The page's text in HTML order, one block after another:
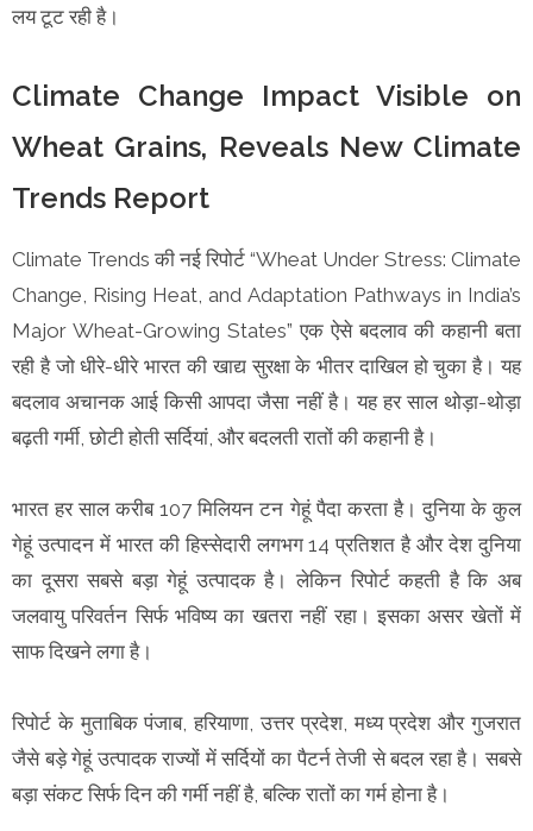
लय टूट रही है।
Climate Change Impact Visible on
Wheat Grains, Reveals New Climate
Trends Report
Climate Trends की नई रिपोर्ट “Wheat Under Stress: Climate
Change, Rising Heat, and Adaptation Pathways in India’s
Major Wheat-Growing States” एक ऐसे बदलाव की कहानी बता
रही है जो धीरे-धीरे भारत की खाद्य सुरक्षा के भीतर दाखिल हो चुका है। यह
बदलाव अचानक आई किसी आपदा जैसा नहीं है। यह हर साल थोड़ा-थोड़ा
बढ़ती गर्मी, छोटी होती सर्दियां, और बदलती रातों की कहानी है।
भारत हर साल करीब 107 मिलियन टन गेहूं पैदा करता है। दुनिया के कुल
गेहूं उत्पादन में भारत की हिस्सेदारी लगभग 14 प्रतिशत है और देश दुनिया
का दूसरा सबसे बड़ा गेहूं उत्पादक है। लेकिन रिपोर्ट कहती है कि अब
जलवायु परिवर्तन सिर्फ भविष्य का खतरा नहीं रहा। इसका असर खेतों में
साफ दिखने लगा है।
रिपोर्ट के मुताबिक पंजाब, हरियाणा, उत्तर प्रदेश, मध्य प्रदेश और गुजरात
जैसे बड़े गेहूं उत्पादक राज्यों में सर्दियों का पैटर्न तेजी से बदल रहा है। सबसे
बड़ा संकट सिर्फ दिन की गर्मी नहीं है, बल्कि रातों का गर्म होना है।